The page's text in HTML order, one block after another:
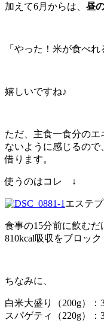
加えて6月からは、 昼
「やった！米が食べれ
嬉しいですね♪
ただ、主食一食分のエ
ないように感じるので
借ります。
使うのはコレ ↓
エステ
食事の15分前に飲む
810kcal吸収をブロッ
ちなみに、
白米大盛り（200g）：
スパゲティ（220g）：